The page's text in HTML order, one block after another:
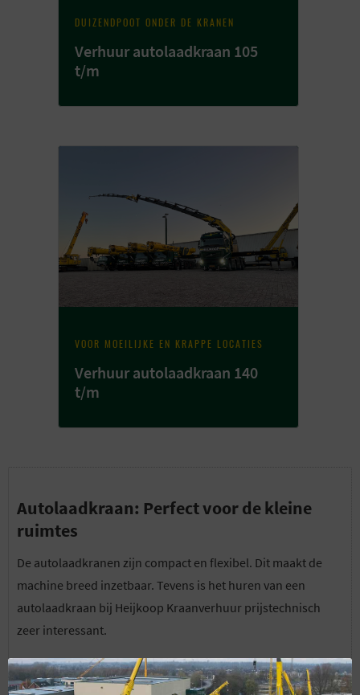
DUIZENDPOOT ONDER DE KRANEN
Verhuur autolaadkraan 105
t/m
VOOR MOEILIJKE EN KRAPPE LOCATIES
Verhuur autolaadkraan 140
t/m
Autolaadkraan: Perfect voor de kleine
ruimtes
De autolaadkranen zijn compact en flexibel. Dit maakt de
machine breed inzetbaar. Tevens is het huren van een
autolaadkraan bij Heijkoop Kraanverhuur prijstechnisch
zeer interessant.
Het kiezen van de juiste autolaadkraan kan complex zijn. Wij